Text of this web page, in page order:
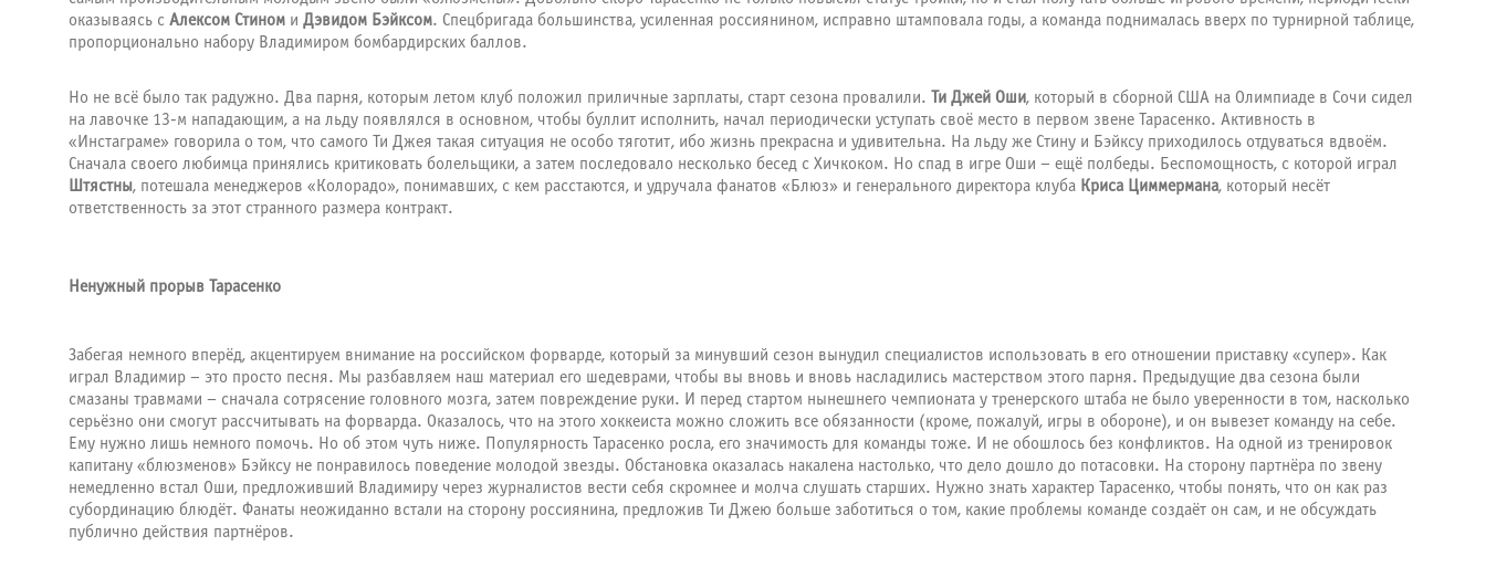
оказываясь с Алексом Стином и Дэвидом Бэйксом. Спецбригада большинства, усиленная россиянином, исправно штамповала годы, а команда поднималась вверх по турнирной таблице,
пропорционально набору Владимиром бомбардирских баллов.
Но не всё было так радужно. Два парня, которым летом клуб положил приличные зарплаты, старт сезона провалили. Ти Джей Оши, который в сборной США на Олимпиаде в Сочи сидел
на лавочке 13-м нападающим, а на льду появлялся в основном, чтобы буллит исполнить, начал периодически уступать своё место в первом звене Тарасенко. Активность в
«Инстаграме» говорила о том, что самого Ти Джея такая ситуация не особо тяготит, ибо жизнь прекрасна и удивительна. На льду же Стину и Бэйксу приходилось отдуваться вдвоём.
Сначала своего любимца принялись критиковать болельщики, а затем последовало несколько бесед с Хичкоком. Но спад в игре Оши – ещё полбеды. Беспомощность, с которой играл
Штястны, потешала менеджеров «Колорадо», понимавших, с кем расстаются, и удручала фанатов «Блюз» и генерального директора клуба Криса Циммермана, который несёт
ответственность за этот странного размера контракт.
Ненужный прорыв Тарасенко
Забегая немного вперёд, акцентируем внимание на российском форварде, который за минувший сезон вынудил специалистов использовать в его отношении приставку «супер». Как
играл Владимир – это просто песня. Мы разбавляем наш материал его шедеврами, чтобы вы вновь и вновь насладились мастерством этого парня. Предыдущие два сезона были
смазаны травмами – сначала сотрясение головного мозга, затем повреждение руки. И перед стартом нынешнего чемпионата у тренерского штаба не было уверенности в том, насколько
серьёзно они смогут рассчитывать на форварда. Оказалось, что на этого хоккеиста можно сложить все обязанности (кроме, пожалуй, игры в обороне), и он вывезет команду на себе.
Ему нужно лишь немного помочь. Но об этом чуть ниже. Популярность Тарасенко росла, его значимость для команды тоже. И не обошлось без конфликтов. На одной из тренировок
капитану «блюзменов» Бэйксу не понравилось поведение молодой звезды. Обстановка оказалась накалена настолько, что дело дошло до потасовки. На сторону партнёра по звену
немедленно встал Оши, предложивший Владимиру через журналистов вести себя скромнее и молча слушать старших. Нужно знать характер Тарасенко, чтобы понять, что он как раз
субординацию блюдёт. Фанаты неожиданно встали на сторону россиянина, предложив Ти Джею больше заботиться о том, какие проблемы команде создаёт он сам, и не обсуждать
публично действия партнёров.